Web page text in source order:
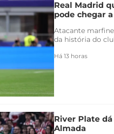
Real Madrid
pode chegar
Atacante
da história do
Há 13 horas
River Plate
Almada